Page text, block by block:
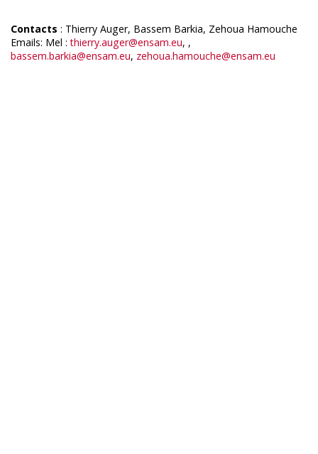
Contacts : Thierry Auger, Bassem Barkia, Zehoua Hamouche
Emails: Mel :thierry.auger@ensam.eu, ,
bassem.barkia@ensam.eu, zehoua.hamouche@ensam.eu